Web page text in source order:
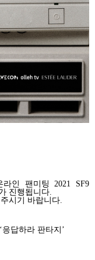
라인 팬미팅 2021 SF9
진행됩니다
시기 바랍니다
응답하라 판타지 ’